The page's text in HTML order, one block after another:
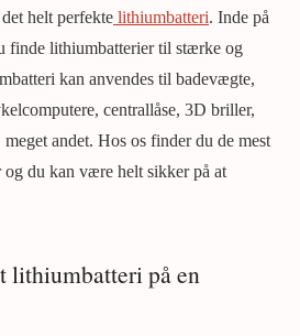
helt perfekte lithiumbatteri. Inde på
finde lithiumbatterier til stærke og
kan anvendes til badevægte,
centrallåse, 3D briller,
andet. Hos os finder du de mest
du kan være helt sikker på at
lithiumbatteri på en